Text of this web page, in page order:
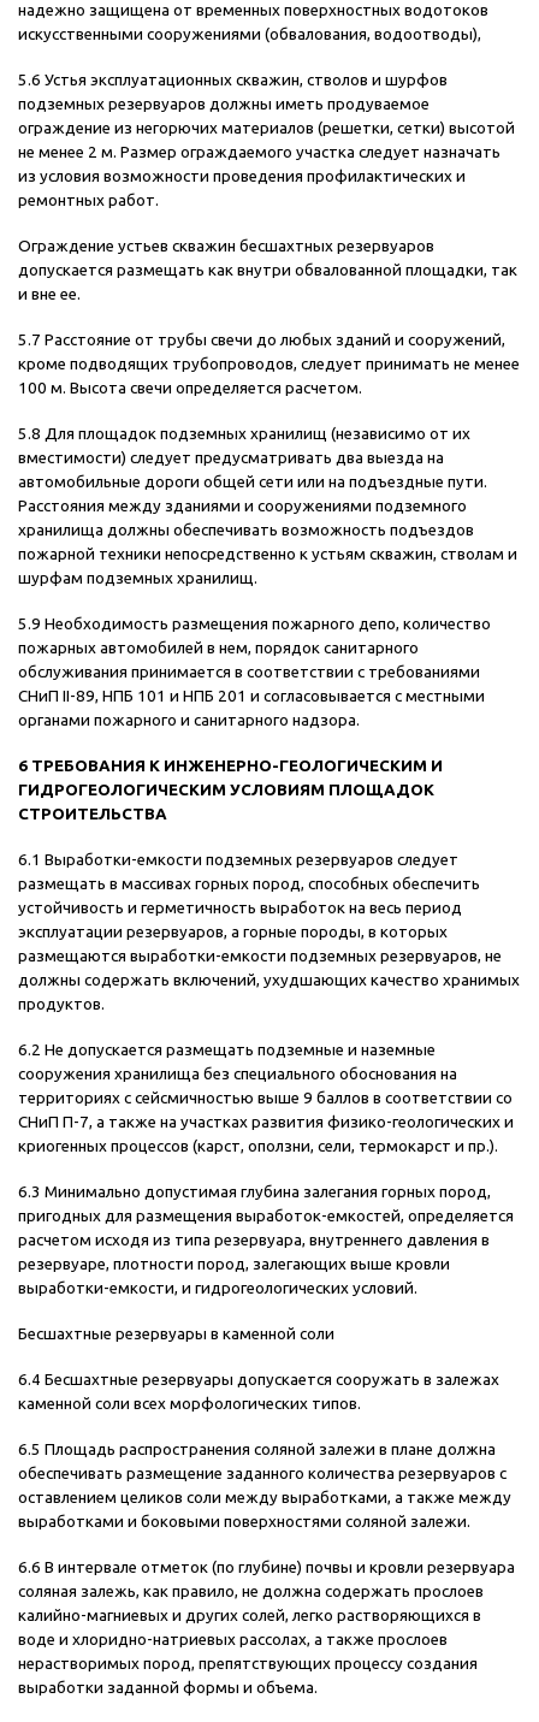
надежно защищена от временных поверхностных водотоков
искусственными сооружениями (обвалования, водоотводы),
5.6 Устья эксплуатационных скважин, стволов и шурфов
подземных резервуаров должны иметь продуваемое
ограждение из негорючих материалов (решетки, сетки) высотой
не менее 2 м. Размер ограждаемого участка следует назначать
из условия возможности проведения профилактических и
ремонтных работ.
Ограждение устьев скважин бесшахтных резервуаров
допускается размещать как внутри обвалованной площадки, так
и вне ее.
5.7 Расстояние от трубы свечи до любых зданий и сооружений,
кроме подводящих трубопроводов, следует принимать не менее
100 м. Высота свечи определяется расчетом.
5.8 Для площадок подземных хранилищ (независимо от их
вместимости) следует предусматривать два выезда на
автомобильные дороги общей сети или на подъездные пути.
Расстояния между зданиями и сооружениями подземного
хранилища должны обеспечивать возможность подъездов
пожарной техники непосредственно к устьям скважин, стволам и
шурфам подземных хранилищ.
5.9 Необходимость размещения пожарного депо, количество
пожарных автомобилей в нем, порядок санитарного
обслуживания принимается в соответствии с требованиями
СНиП II-89, НПБ 101 и НПБ 201 и согласовывается с местными
органами пожарного и санитарного надзора.
6 ТРЕБОВАНИЯ К ИНЖЕНЕРНО-ГЕОЛОГИЧЕСКИМ И
ГИДРОГЕОЛОГИЧЕСКИМ УСЛОВИЯМ ПЛОЩАДОК
СТРОИТЕЛЬСТВА
6.1 Выработки-емкости подземных резервуаров следует
размещать в массивах горных пород, способных обеспечить
устойчивость и герметичность выработок на весь период
эксплуатации резервуаров, а горные породы, в которых
размещаются выработки-емкости подземных резервуаров, не
должны содержать включений, ухудшающих качество хранимых
продуктов.
6.2 Не допускается размещать подземные и наземные
сооружения хранилища без специального обоснования на
территориях с сейсмичностью выше 9 баллов в соответствии со
СНиП П-7, а также на участках развития физико-геологических и
криогенных процессов (карст, оползни, сели, термокарст и пр.).
6.3 Минимально допустимая глубина залегания горных пород,
пригодных для размещения выработок-емкостей, определяется
расчетом исходя из типа резервуара, внутреннего давления в
резервуаре, плотности пород, залегающих выше кровли
выработки-емкости, и гидрогеологических условий.
Бесшахтные резервуары в каменной соли
6.4 Бесшахтные резервуары допускается сооружать в залежах
каменной соли всех морфологических типов.
6.5 Площадь распространения соляной залежи в плане должна
обеспечивать размещение заданного количества резервуаров с
оставлением целиков соли между выработками, а также между
выработками и боковыми поверхностями соляной залежи.
6.6 В интервале отметок (по глубине) почвы и кровли резервуара
соляная залежь, как правило, не должна содержать прослоев
калийно-магниевых и других солей, легко растворяющихся в
воде и хлоридно-натриевых рассолах, а также прослоев
нерастворимых пород, препятствующих процессу создания
выработки заданной формы и объема.